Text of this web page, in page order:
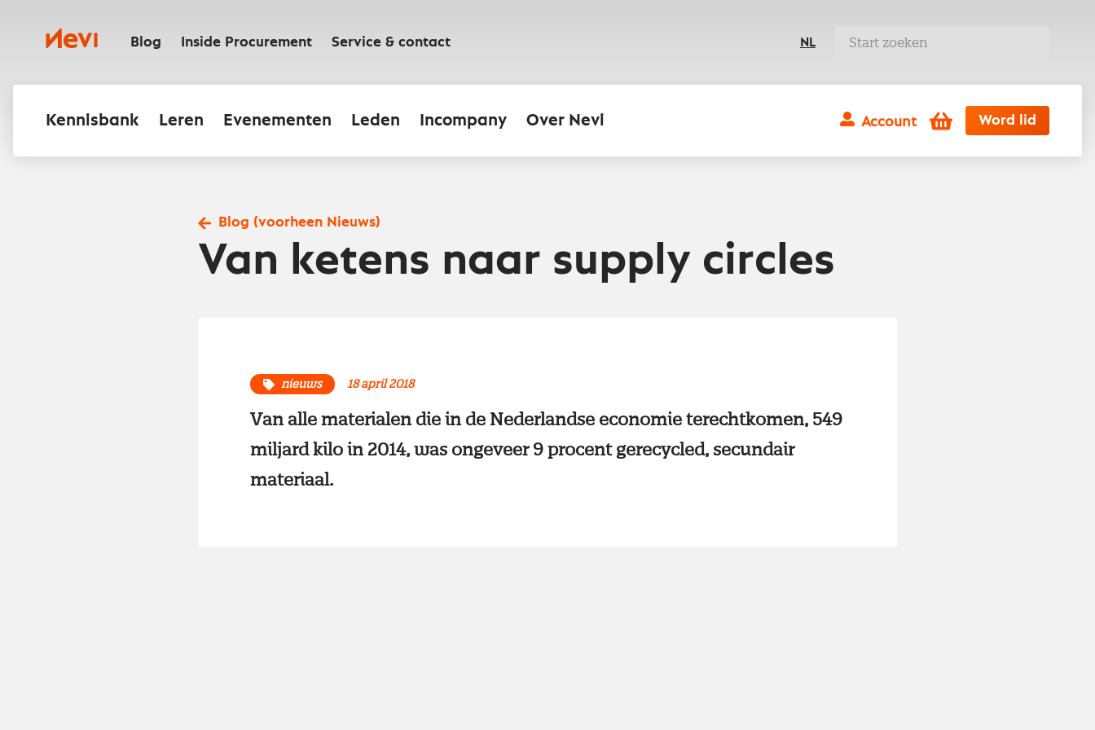
inhoudNevi Blog Inside Procurement Service & contact NL
Kennisbank Leren Evenementen Leden Incompany Over Nevi Account Winkelwagen
Word lid
Blog (voorheen Nieuws)
Van ketens naar supply circles
nieuws 18 april 2018
Van alle materialen die in de Nederlandse economie terechtkomen, 549
miljard kilo in 2014, was ongeveer 9 procent gerecycled, secundair
materiaal.